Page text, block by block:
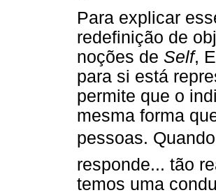
Para explicar
redefinição de
noções de Self,
para si está
permite que o
mesma forma
pessoas.
responde... tão
temos uma